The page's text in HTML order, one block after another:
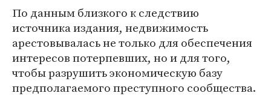
По данным близкого к следствию
источника издания, недвижимость
арестовывалась не только для обеспечения
интересов потерпевших, но и для того,
чтобы разрушить экономическую базу
предполагаемого преступного сообщества.